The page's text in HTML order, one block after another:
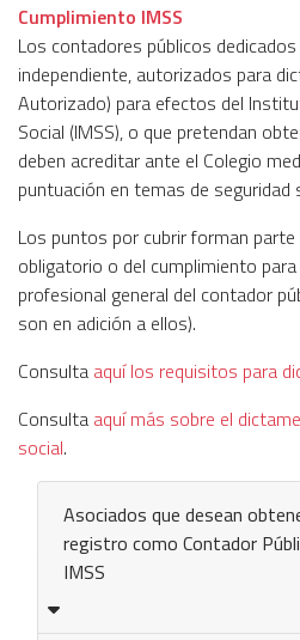
Cumplimiento IMSS
Los contadores públicos
independiente, autorizados para
Autorizado) para efectos del
Social (IMSS), o que pretendan
deben acreditar ante el Colegio
puntuación en temas de seguridad
Los puntos por cubrir forman
obligatorio o del cumplimiento
profesional general del contador
son en adición a ellos).
Consulta aquí los requisitos para
Consulta aquí más sobre el
social.
Asociados que desean
registro como Contador
IMSS